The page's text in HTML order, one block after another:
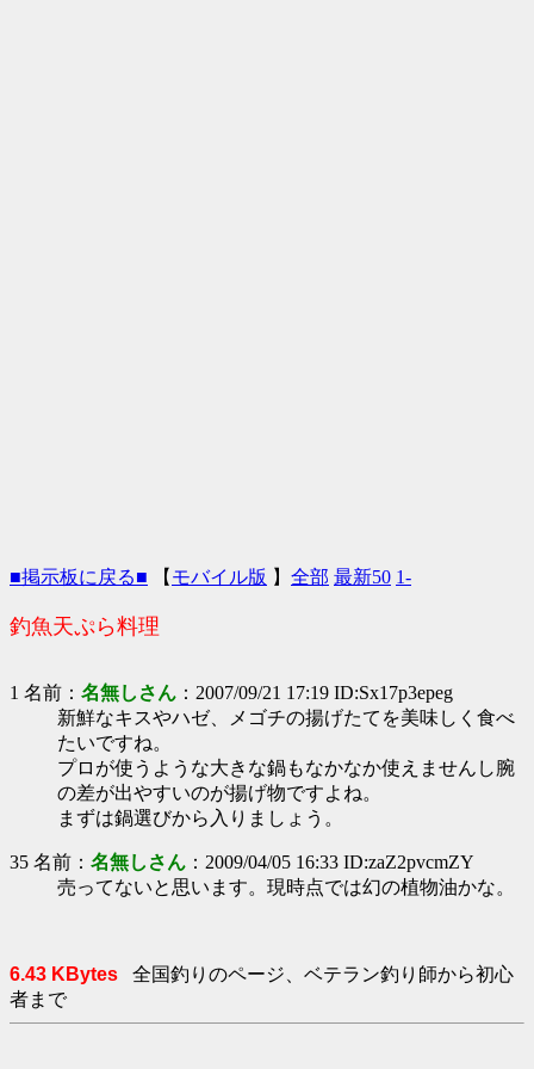
■掲示板に戻る■ 【 モバイル版 】 全部 最新50 1-
釣魚天ぷら料理
1 名前： 名無しさん ：2007/09/21 17:19 ID:Sx17p3epeg
新鮮なキスやハゼ、メゴチの揚げたてを美味しく食べ
たいですね。
プロが使うような大きな鍋もなかなか使えませんし腕
の差が出やすいのが揚げ物ですよね。
まずは鍋選びから入りましょう。
35 名前： 名無しさん ：2009/04/05 16:33 ID:zaZ2pvcmZY
売ってないと思います。現時点では幻の植物油かな。
6.43 KBytes
全国釣りのページ、ベテラン釣り師から初心
者まで